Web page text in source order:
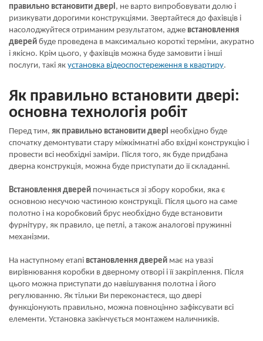
правильно встановити двері, не варто випробовувати долю і
ризикувати дорогими конструкціями. Звертайтеся до фахівців і
насолоджуйтеся отриманим результатом, адже встановлення
дверей буде проведена в максимально короткі терміни, акуратно
і якісно. Крім цього, у фахівців можна буде замовити і інші
послуги, такі як установка відеоспостереження в квартиру.
Як правильно встановити двері:
основна технологія робіт
Перед тим, як правильно встановити двері необхідно буде
спочатку демонтувати стару міжкімнатні або вхідні конструкцію і
провести всі необхідні заміри. Після того, як буде придбана
дверна конструкція, можна буде приступати до її складанні.
Встановлення дверей починається зі збору коробки, яка є
основною несучою частиною конструкції. Після цього на саме
полотно і на коробковий брус необхідно буде встановити
фурнітуру, як правило, це петлі, а також аналогові пружинні
механізми.
На наступному етапі встановлення дверей має на увазі
вирівнювання коробки в дверному отворі і її закріплення. Після
цього можна приступати до навішування полотна і його
регулюванню. Як тільки Ви переконаєтеся, що двері
функціонують правильно, можна повноцінно зафіксувати всі
елементи. Установка закінчується монтажем наличників.